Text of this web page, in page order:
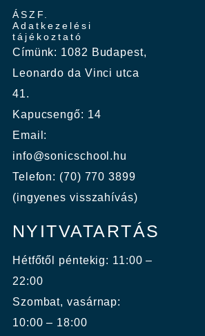
ÁSZF.
Adatkezelési
tájékoztató
Címünk: 1082 Budapest,
Leonardo da Vinci utca
41.
Kapucsengő: 14
Email:
info@sonicschool.hu
Telefon: (70) 770 3899
(ingyenes visszahívás)
NYITVATARTÁS
Hétfőtől péntekig: 11:00 –
22:00
Szombat, vasárnap:
10:00 – 18:00